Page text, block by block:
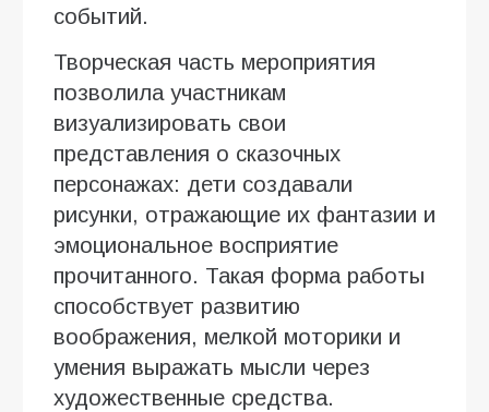
событий.
Творческая часть мероприятия
позволила участникам
визуализировать свои
представления о сказочных
персонажах: дети создавали
рисунки, отражающие их фантазии и
эмоциональное восприятие
прочитанного. Такая форма работы
способствует развитию
воображения, мелкой моторики и
умения выражать мысли через
художественные средства.